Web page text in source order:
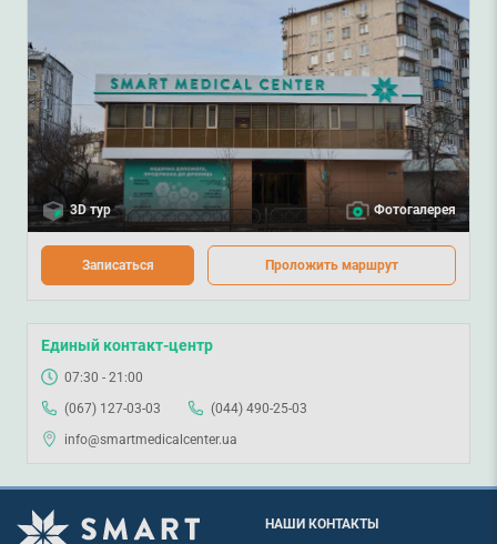
3D тур Фотогалерея
Записаться Проложить маршрут
Единый контакт-центр
07:30 - 21:00
(067) 127-03-03
(044) 490-25-03
info@smartmedicalcenter.ua
НАШИ КОНТАКТЫ